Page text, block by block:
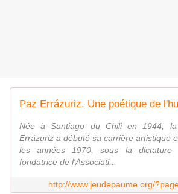
Paz Errázuriz. Une poétique de
Née à Santiago du Chili en 1944, la
Errázuriz a débuté sa carrière artistique
les années 1970, sous la dictature
fondatrice de l'Associati...
http://www.jeudepaume.org/